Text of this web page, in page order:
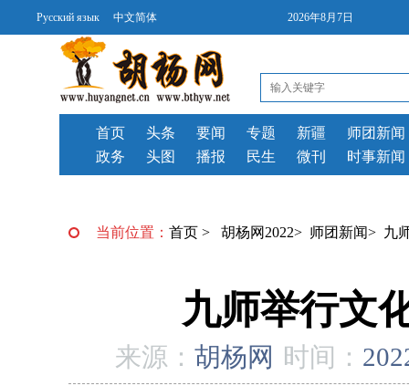
Русский язык 中文简体 2026年8月7日
首页 头条
要闻
政务
头图 播报
专题 新疆
师团新闻
民生
微刊 时事新闻
当前位置： 首页 > 胡杨网2022> 师团新闻> 九
九师举行文
来源： 胡杨网 时间：